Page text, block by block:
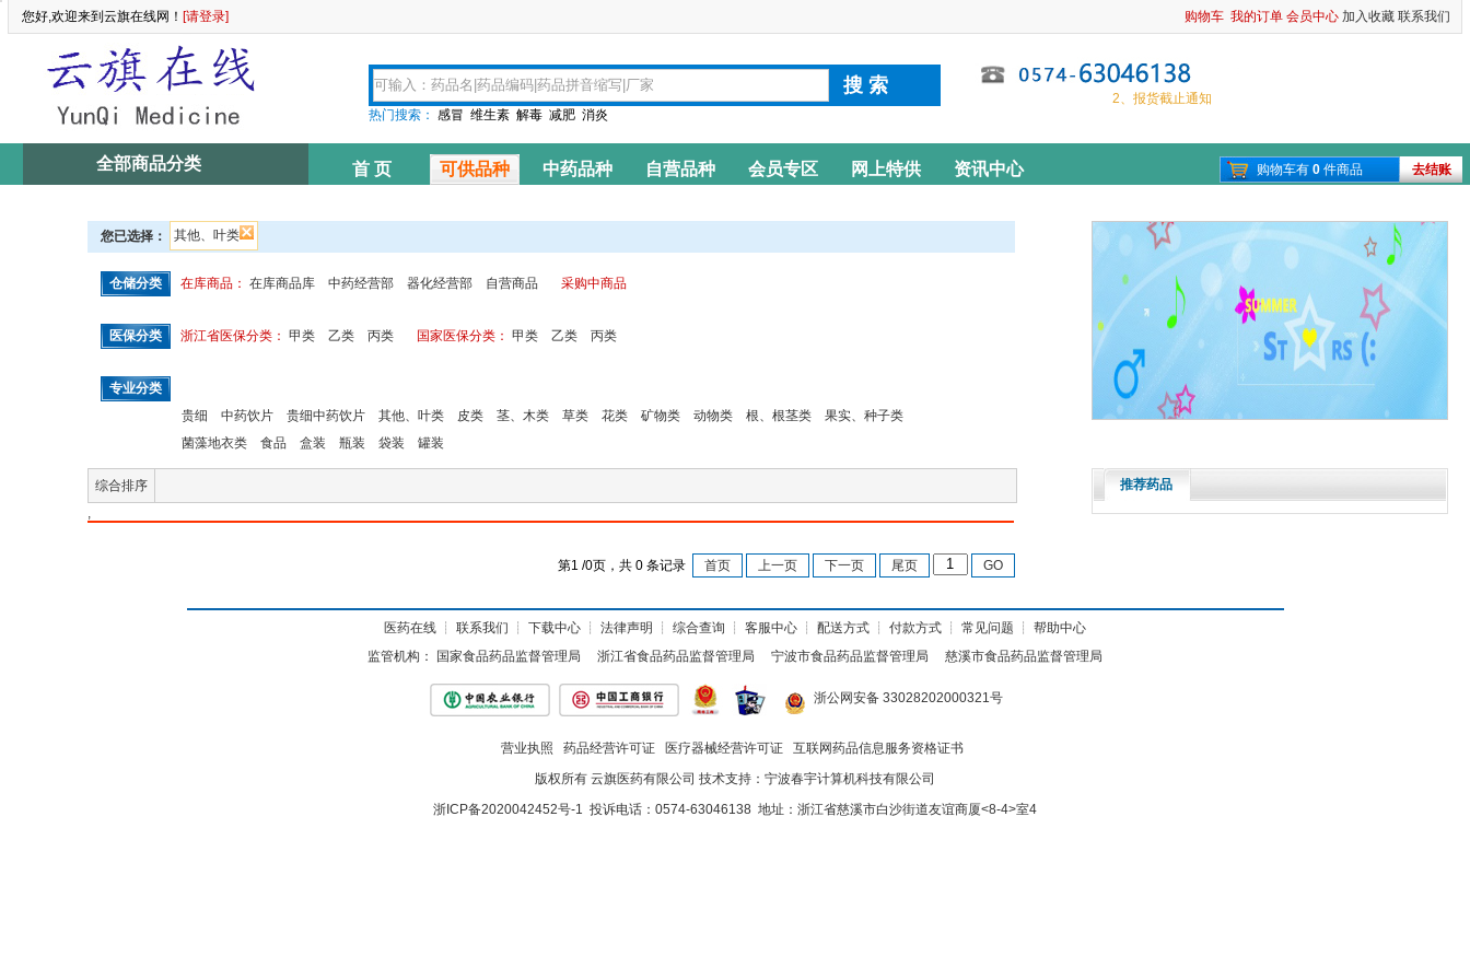
您好,欢迎来到云旗在线网！ [请登录] 购物车 我的订单 会员中心 加入收藏 联系我们
热门搜索：感冒 维生素 解毒 减肥 消炎
2、报货截止通知
全部商品分类 首 页 可供品种 中药品种 自营品种 会员专区 网上特供 资讯中心 购物车有 0件商品 去结账
您已选择： 其他、叶类
仓储分类 在库商品： 在库商品库 中药经营部 器化经营部 自营商品 采购中商品
医保分类 浙江省医保分类： 甲类 乙类 丙类 国家医保分类： 甲类 乙类 丙类
专业分类
贵细
中药饮片 贵细中药饮片 其他、叶类 皮类 茎、木类 草类 花类 矿物类 动物类 根、根茎类
果实、种子类
菌藻地衣类
食品 盒装 瓶装 袋装 罐装
综合排序
,
第1 /0页，共 0条记录 首页 上一页 下一页 尾页 GO
推荐药品
医药在线 ┊ 联系我们 ┊ 下载中心 ┊ 法律声明 ┊ 综合查询 ┊ 客服中心 ┊ 配送方式 ┊ 付款方式 ┊ 常见问题 ┊ 帮助中心
监管机构：
国家食品药品监督管理局 浙江省食品药品监督管理局 宁波市食品药品监督管理局 慈溪市食品药品监督管理局
浙公网安备 33028202000321号
营业执照 药品经营许可证 医疗器械经营许可证
互联网药品信息服务资格证书
版权所有 云旗医药有限公司 技术支持： 宁波春宇计算机科技有限公司
浙ICP备2020042452号-1 投诉电话：0574-63046138 地址：浙江省慈溪市白沙街道友谊商厦<8-4>室4